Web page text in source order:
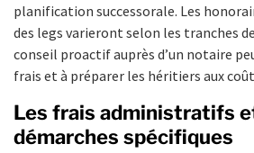
planification successorale. Les
des legs varieront selon les tranches
conseil proactif auprès d’un notaire
frais et à préparer les héritiers aux
Les frais administratifs
démarches spécifiques